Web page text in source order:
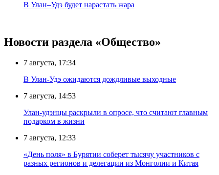
В Улан–Удэ будет нарастать жара
Новости раздела «Общество»
7 августа, 17:34
В Улан-Удэ ожидаются дождливые выходные
7 августа, 14:53
Улан-удэнцы раскрыли в опросе, что считают главным
подарком в жизни
7 августа, 12:33
«День поля» в Бурятии соберет тысячу участников с
разных регионов и делегации из Монголии и Китая